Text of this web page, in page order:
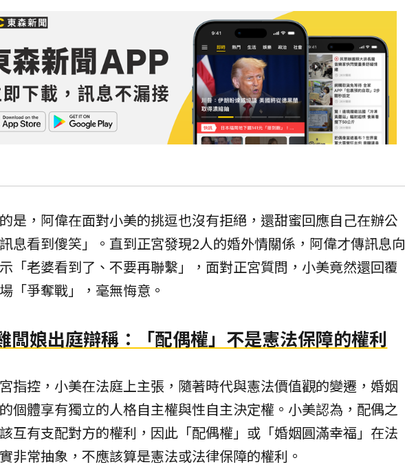
是，阿偉在面對小美的挑逗也沒有拒絕，還甜蜜回應自己在辦公
息看到傻笑」。直到正宮發現2人的婚外情關係，阿偉才傳訊息向
「老婆看到了、不要再聯繫」，面對正宮質問，小美竟然還回覆
「爭奪戰」，毫無悔意。
闆娘出庭辯稱：「配偶權」不是憲法保障的權利
指控，小美在法庭上主張，隨著時代與憲法價值觀的變遷，婚姻
個體享有獨立的人格自主權與性自主決定權。小美認為，配偶之
互有支配對方的權利，因此「配偶權」或「婚姻圓滿幸福」在法
非常抽象，不應該算是憲法或法律保障的權利。